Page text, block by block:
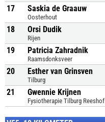
17 Saskia de Graauw
Oosterhout
18 Orsi Dudik
Rijen
19 Patricia Zahradnik
Raamsdonksveer
20 Esther van Grinsven
Tilburg
21 Gwennie Krijnen
Fysiotherapie Tilburg Reeshof